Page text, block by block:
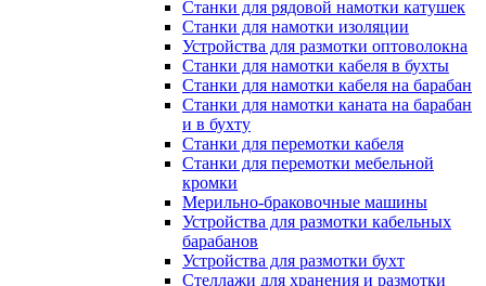
Станки для рядовой намотки катушек
Станки для намотки изоляции
Устройства для размотки оптоволокна
Станки для намотки кабеля в бухты
Станки для намотки кабеля на барабан
Станки для намотки каната на барабан
и в бухту
Станки для перемотки кабеля
Станки для перемотки мебельной
кромки
Мерильно-браковочные машины
Устройства для размотки кабельных
барабанов
Устройства для размотки бухт
Стеллажи для хранения и размотки